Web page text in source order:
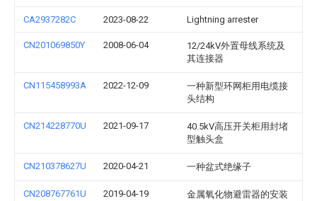
CA2937282C 2023-08-22 Lightning arrester
CN201069850Y 2008-06-04
12/24kV外置母线系统及
其连接器
CN115458993A 2022-12-09
一种新型环网柜用电缆接
头结构
CN214228770U 2021-09-17
40.5kV高压开关柜用封堵
型触头盒
CN210378627U 2020-04-21 一种盆式绝缘子
CN208767761U 2019-04-19
金属氧化物避雷器的安装